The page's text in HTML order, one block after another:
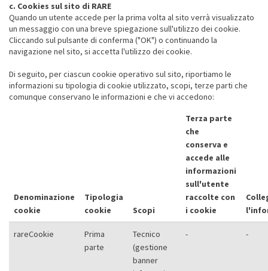
c. Cookies sul sito di RARE
Quando un utente accede per la prima volta al sito verrà visualizzato
un messaggio con una breve spiegazione sull'utilizzo dei cookie.
Cliccando sul pulsante di conferma ("OK") o continuando la
navigazione nel sito, si accetta l'utilizzo dei cookie.
Di seguito, per ciascun cookie operativo sul sito, riportiamo le
informazioni su tipologia di cookie utilizzato, scopi, terze parti che
comunque conservano le informazioni e che vi accedono:
Denominazione
cookie
Tipologia
cookie
Scopi
Terza parte
che
conserva e
accede alle
informazioni
sull'utente
raccolte con
i cookie
rareCookie
Prima
parte
Tecnico
(gestione
banner
- -